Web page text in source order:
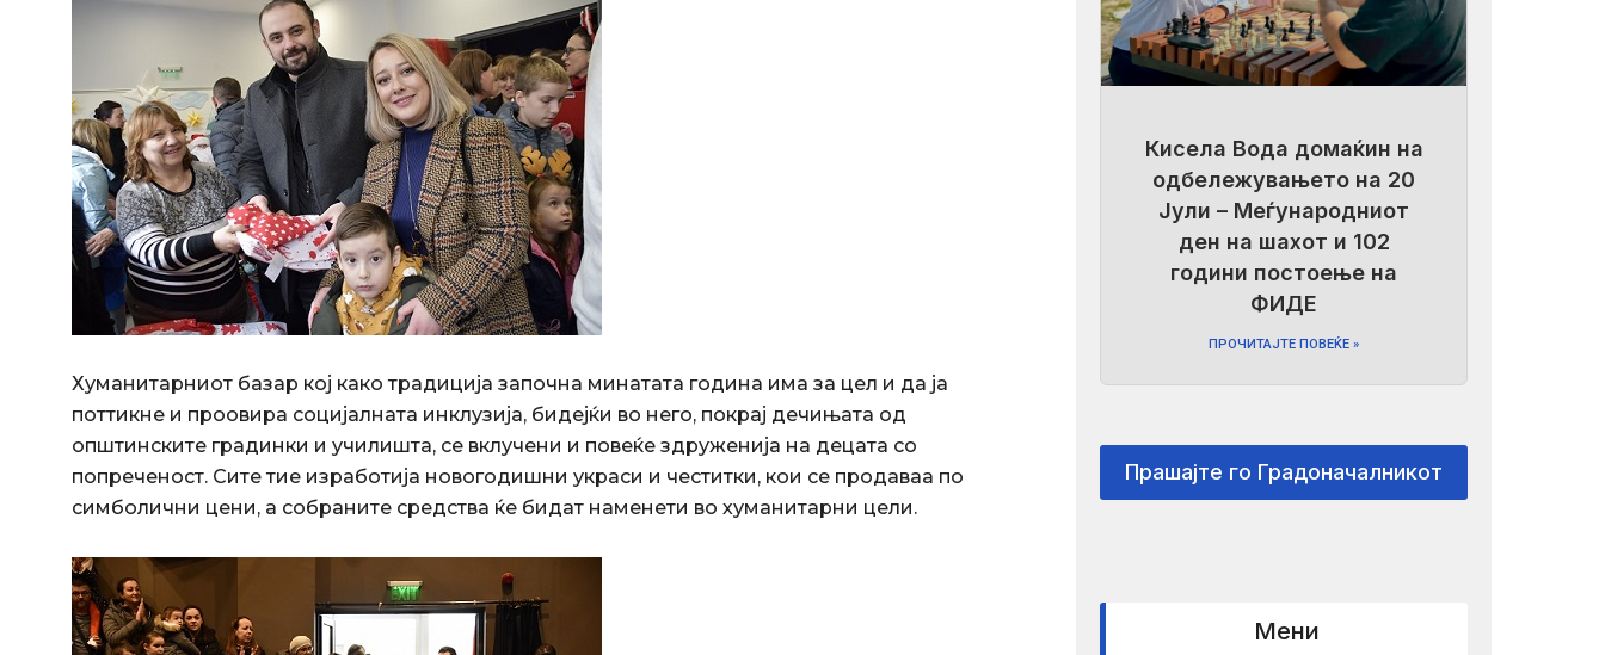
Хуманитарниот базар кој како традиција започна минатата година има за цел и да ја
поттикне и проовира социјалната инклузија, бидејќи во него, покрај дечињата од
општинските градинки и училишта, се вклучени и повеќе здруженија на децата со
попреченост. Сите тие изработија новогодишни украси и честитки, кои се продаваа по
симболични цени, а собраните средства ќе бидат наменети во хумaнитарни цели.
Кисела Вода домаќин на
одбележувањето на 20
Јули – Меѓународниот
ден на шахот и 102
години постоење на
ФИДЕ
ПРОЧИТАЈТЕ ПОВЕЌЕ »
Прашајте го Градоначалникот
Мени